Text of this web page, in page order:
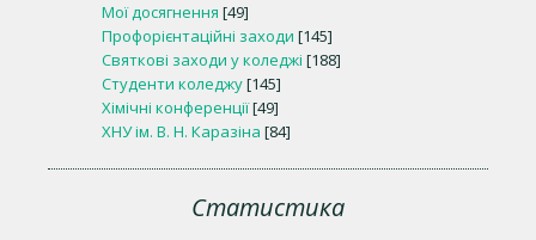
Мої досягнення [49]
Профорієнтаційні заходи [145]
Святкові заходи у коледжі [188]
Студенти коледжу[145]
Хімічні конференції[49]
ХНУ ім. В. Н. Каразіна [84]
Статистика